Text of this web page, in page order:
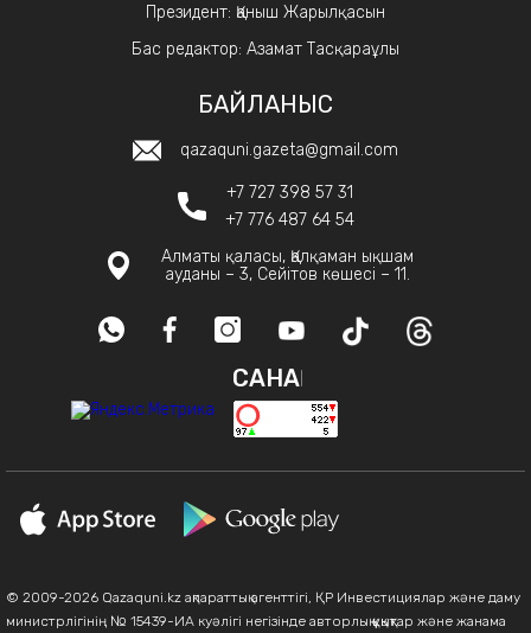
Президент: Қаныш Жарылқасын
Бас редактор: Азамат Тасқараұлы
БАЙЛАНЫС
qazaquni.gazeta@gmail.com
+7 727 398 57 31
+7 776 487 64 54
Алматы қаласы, Қалқаман ықшам
ауданы – 3, Сейітов көшесі – 11.
САНАҚ
© 2009-2026 Qazaquni.kz ақпараттық агенттігі, ҚР Инвестициялар және даму
министрлігінің № 15439-ИА куәлігі негізінде авторлық құқықтар және жанама